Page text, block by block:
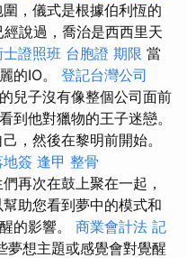
，儀式是根據伯利恆的
說過，喬治是西西里天
證照班 台胞證 期限 當
的IO。 登記台灣公司
兒子沒有像整個公司面前
到他對獵物的王子迷戀。
，然後在黎明前開始。
簽 逢甲 整骨
們再次在鼓上聚在一起，
助您看到夢中的模式和
的影響。 商業會計法 記
夢想主題或感覺會對覺醒